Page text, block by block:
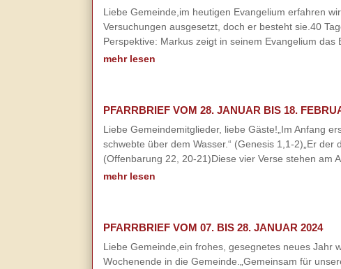
Liebe Gemeinde,im heutigen Evangelium erfahren
Versuchungen ausgesetzt, doch er besteht sie.40
Perspektive: Markus zeigt in seinem Evangelium
mehr lesen
PFARRBRIEF VOM 28. JANUAR BIS 18.
Liebe Gemeindemitglieder, liebe Gäste!„Im Anfang
schwebte über dem Wasser.“ (Genesis 1,1-2)„Er
(Offenbarung 22, 20-21)Diese vier Verse stehen am
mehr lesen
PFARRBRIEF VOM 07. BIS 28. JANUAR 2024
Liebe Gemeinde,ein frohes, gesegnetes neues Jahr
Wochenende in die Gemeinde.„Gemeinsam für